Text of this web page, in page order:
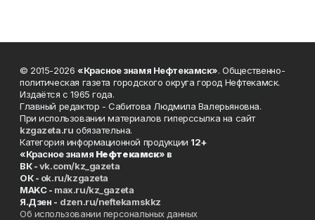
© 2015-2026 «Красное знамя Нефтекамск». Общественно-
политическая газета городского округа город Нефтекамск.
Издаётся с 1965 года.
Главный редактор - Сабитова Людмила Валерьяновна.
При использовании материалов гиперссылка на сайт
kzgazeta.ru обязательна.
Категория информационной продукции 12+
«Красное знамя Нефтекамск» в
ВК -vk.com/kz_gazeta
ОК - ok.ru/kzgazeta
MAKC - max.ru/kz_gazeta
Я.Дзен - dzen.ru/neftekamskkz
Об использовании персональных данных